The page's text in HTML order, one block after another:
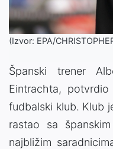
(Izvor: EPA/
Španski trener
Eintrachta,
fudbalski klub. Klub
rastao sa
najbližim